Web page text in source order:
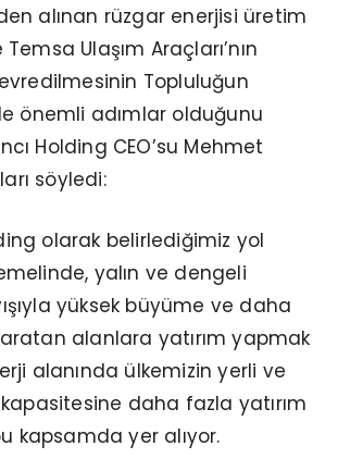
alınan rüzgar enerjisi üretim
Temsa Ulaşım Araçları’nın
Topluluğun
önemli adımlar olduğunu
Holding CEO’su Mehmet
söyledi:
olarak belirlediğimiz yol
yalın ve dengeli
yüksek büyüme ve daha
alanlara yatırım yapmak
alanında ülkemizin yerli ve
daha fazla yatırım
kapsamda yer alıyor.